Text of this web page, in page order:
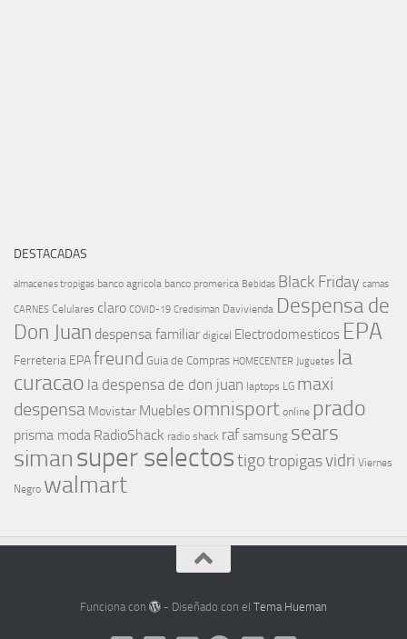
DESTACADAS
almacenes tropigas banco agricola banco promerica Bebidas Black Friday camas
CARNES Celulares claro COVID-19 Credisiman Davivienda Despensa de
Don Juan despensa familiar digicel Electrodomesticos EPA
Ferreteria EPAfreund Guia de Compras HOMECENTER Juguetes la
curacao la despensa de don juan laptops LG maxi
despensa Movistar Muebles omnisport online prado
prisma moda RadioShack radio shack raf samsung sears
simansuper selectostigotropigasvidri Viernes
Negro walmart
Funciona con - Diseñado con elTema Hueman